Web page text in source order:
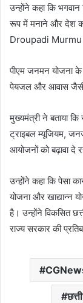
उन्होंने कहा कि
रूप में मनाने और देश
Droupadi Murmu
पीएम जनमन योजना
पेयजल और आवास जैसी
मुख्यमंत्री ने बताया
ट्राइबल म्यूजियम,
आयोजनों को बढ़ावा दे
उन्होंने कहा कि पेसा
योजना और खाद्यान्न
है। उन्होंने विकसित
राज्य सरकार की